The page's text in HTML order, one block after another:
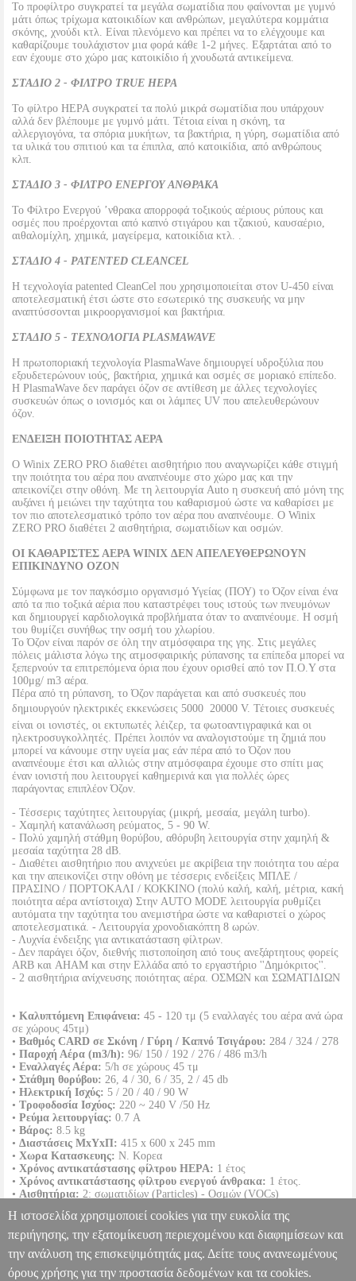
Το προφίλτρο συγκρατεί τα μεγάλα σωματίδια που φαίνονται με γυμνό
μάτι όπως τρίχωμα κατοικιδίων και ανθρώπων, μεγαλύτερα κομμάτια
σκόνης, χνούδι κτλ. Είναι πλενόμενο και πρέπει να το ελέγχουμε και
καθαρίζουμε τουλάχιστον μια φορά κάθε 1-2 μήνες. Εξαρτάται από το
εαν έχουμε στο χώρο μας κατοικίδιο ή χνουδωτά αντικείμενα.
ΣΤΑΔΙΟ 2 - ΦΙΛΤΡΟ TRUE HEPA
Το φίλτρο HEPA συγκρατεί τα πολύ μικρά σωματίδια που υπάρχουν
αλλά δεν βλέπουμε με γυμνό μάτι. Τέτοια είναι η σκόνη, τα
αλλεργιογόνα, τα σπόρια μυκήτων, τα βακτήρια, η γύρη, σωματίδια από
τα υλικά του σπιτιού και τα έπιπλα, από κατοικίδια, από ανθρώπους
κλπ.
ΣΤΑΔΙΟ 3 - ΦΙΛΤΡΟ ΕΝΕΡΓΟΥ ΑΝΘΡΑΚΑ
Το Φίλτρο Ενεργού ’νθρακα απορροφά τοξικούς αέριους ρύπους και
οσμές που προέρχονται από καπνό στιγάρου και τζακιού, καυσαέριο,
αιθαλομίχλη, χημικά, μαγείρεμα, κατοικίδια κτλ. .
ΣΤΑΔΙΟ 4 - PATENTED CLEANCEL
Η τεχνολογία patented CleanCel που χρησιμοποιείται στον U-450 είναι
αποτελεσματική έτσι ώστε στο εσωτερικό της συσκευής να μην
αναπτύσσονται μικροοργανισμοί και βακτήρια.
ΣΤΑΔΙΟ 5 - TΕΧΝΟΛΟΓΙΑ PLASMAWAVE
Η πρωτοποριακή τεχνολογία PlasmaWave δημιουργεί υδροξύλια που
εξουδετερώνουν ιούς, βακτήρια, χημικά και οσμές σε μοριακό επίπεδο.
Η PlasmaWave δεν παράγει όζον σε αντίθεση με άλλες τεχνολογίες
συσκευών όπως ο ιονισμός και οι λάμπες UV που απελευθερώνουν
όζον.
ΕΝΔΕΙΞΗ ΠΟΙΟΤΗΤΑΣ ΑΕΡΑ
Ο Winix ZERO PRO διαθέτει αισθητήριο που αναγνωρίζει κάθε στιγμή
την ποιότητα του αέρα που αναπνέουμε στο χώρο μας και την
απεικονίζει στην οθόνη. Με τη λειτουργία Auto η συσκευή από μόνη της
αυξάνει ή μειώνει την ταχύτητα του καθαρισμού ώστε να καθαρίσει με
τον πιο αποτελεσματικό τρόπο τον αέρα που αναπνέουμε. O Winix
ZERO PRO διαθέτει 2 αισθητήρια, σωματιδίων και οσμών.
ΟΙ ΚΑΘΑΡΙΣΤΕΣ ΑΕΡΑ WINIX ΔΕΝ ΑΠΕΛΕΥΘΕΡΩΝΟΥΝ
ΕΠΙΚΙΝΔΥΝΟ ΟΖΟΝ
Σύμφωνα με τον παγκόσμιο οργανισμό Υγείας (ΠΟΥ) το Όζον είναι ένα
από τα πιο τοξικά αέρια που καταστρέφει τους ιστούς των πνευμόνων
και δημιουργεί καρδιολογικά προβλήματα όταν το αναπνέουμε. Η οσμή
του θυμίζει συνήθως την οσμή του χλωρίου.
Το Όζον είναι παρόν σε όλη την ατμόσφαιρα της γης. Στις μεγάλες
πόλεις μάλιστα λόγω της ατμοσφαιρικής ρύπανσης τα επίπεδα μπορεί να
ξεπερνούν τα επιτρεπόμενα όρια που έχουν ορισθεί από τον Π.Ο.Υ στα
100μg/ m3 αέρα.
Πέρα από τη ρύπανση, το Όζον παράγεται και από συσκευές που
δημιουργούν ηλεκτρικές εκκενώσεις 5000  20000 V. Τέτοιες συσκευές
είναι οι ιονιστές, οι εκτυπωτές λέιζερ, τα φωτοαντιγραφικά και οι
ηλεκτροσυγκολλητές. Πρέπει λοιπόν να αναλογιστούμε τη ζημιά που
μπορεί να κάνουμε στην υγεία μας εάν πέρα από το Όζον που
αναπνέουμε έτσι και αλλιώς στην ατμόσφαιρα έχουμε στο σπίτι μας
έναν ιονιστή που λειτουργεί καθημερινά και για πολλές ώρες
παράγοντας επιπλέον Όζον.
- Τέσσερις ταχύτητες λειτουργίας (μικρή, μεσαία, μεγάλη turbo).
- Χαμηλή κατανάλωση ρεύματος, 5 - 90 W.
- Πολύ χαμηλή στάθμη θορύβου, αθόρυβη λειτουργία στην χαμηλή &
μεσαία ταχύτητα 28 dB.
- Διαθέτει αισθητήριο που ανιχνεύει με ακρίβεια την ποιότητα του αέρα
και την απεικονίζει στην οθόνη με τέσσερις ενδείξεις ΜΠΛΕ /
ΠΡΑΣΙΝΟ / ΠΟΡΤΟΚΑΛΙ / ΚΟΚΚΙΝΟ (πολύ καλή, καλή, μέτρια, κακή
ποιότητα αέρα αντίστοιχα) Στην AUTO MODE λειτουργία ρυθμίζει
αυτόματα την ταχύτητα του ανεμιστήρα ώστε να καθαριστεί ο χώρος
αποτελεσματικά. - Λειτουργία χρονοδιακόπτη 8 ωρών.
- Λυχνία ένδειξης για αντικατάσταση φίλτρων.
- Δεν παράγει όζον, διεθνής πιστοποίηση από τους ανεξάρτητους φορείς
ARB και AHAM και στην Ελλάδα από το εργαστήριο ''Δημόκριτος''.
- 2 αισθητήρια ανίχνευσης ποιότητας αέρα. ΟΣΜΩΝ και ΣΩΜΑΤΙΔΙΩΝ
• Καλυπτόμενη Επιφάνεια: 45 - 120 τμ (5 εναλλαγές του αέρα ανά ώρα
σε χώρους 45τμ)
• Βαθμός CARD σε Σκόνη / Γύρη / Καπνό Τσιγάρου: 284 / 324 / 278
• Παροχή Αέρα (m3/h): 96/ 150 / 192 / 276 / 486 m3/h
• Εναλλαγές Αέρα: 5/h σε χώρους 45 τμ
• Στάθμη θορύβου: 26, 4 / 30, 6 / 35, 2 / 45 db
• Ηλεκτρική Ισχύς: 5 / 20 / 40 / 90 W
• Τροφοδοσία Ισχύος: 220 ~ 240 V /50 Hz
• Ρεύμα λειτουργίας: 0.7 A
• Βάρος: 8.5 kg
• Διαστάσεις MxYxΠ: 415 x 600 x 245 mm
• Χωρα Κατασκευης: Ν. Κορεα
• Χρόνος αντικατάστασης φίλτρου HEPA: 1 έτος
• Χρόνος αντικατάστασης φίλτρου ενεργού άνθρακα: 1 έτος.
• Αισθητήρια: 2: σωματιδίων (Particles) - Οσμών (VOCs)
WEEE, Δημόκριτος.
•Εγγύηση: 2 χρόνια.DOA 7 ημερών
ΚΑΘΑΡΙΣΤΗΣ ΑΕΡΑ WINIX ZERO PRO HAP.003549
HAP.003549 WINIX WINIX ΙΟΝΙΣΤΕΣ-ΚΑΘΑΡΙΣΤΕΣ ΑΕΡΑ
Η ιστοσελίδα χρησιμοποιεί cookies για την ευκολία της
περιήγησης, την εξατομίκευση περιεχομένου και διαφημίσεων και
την ανάλυση της επισκεψιμότητάς μας. Δείτε τους ανανεωμένους
όρους χρήσης για την προστασία δεδομένων και τα cookies.